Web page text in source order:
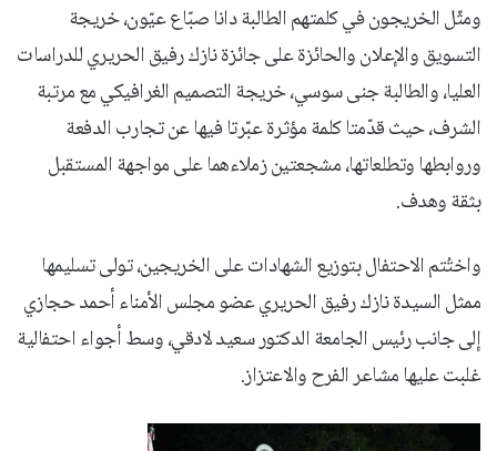
ومثّل الخريجون في كلمتهم الطالبة دانا صبّاع عيّون، خريجة
التسويق والإعلان والحائزة على جائزة نازك رفيق الحريري للدراسات
العليا، والطالبة جنى سوسي، خريجة التصميم الغرافيكي مع مرتبة
الشرف، حيث قدّمتا كلمة مؤثرة عبّرتا فيها عن تجارب الدفعة
وروابطها وتطلعاتها، مشجعتين زملاءهما على مواجهة المستقبل
بثقة وهدف.
واختُتم الاحتفال بتوزيع الشهادات على الخريجين، تولى تسليمها
ممثل السيدة نازك رفيق الحريري عضو مجلس الأمناء أحمد حجازي
إلى جانب رئيس الجامعة الدكتور سعيد لادقي، وسط أجواء احتفالية
غلبت عليها مشاعر الفرح والاعتزاز.